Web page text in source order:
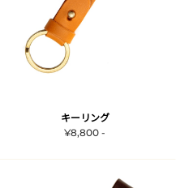
キーリング
¥8,800 -